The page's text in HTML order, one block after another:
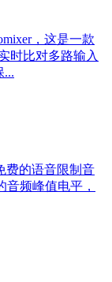
，这是一款
时比对多路输入
...
费的语音限制音
音频峰值电平，